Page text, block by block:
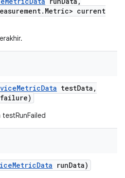
. Metric> current
MetricData testData ,
failure)
MetricData runData)